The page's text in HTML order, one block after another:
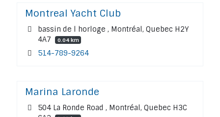
Montreal Yacht Club
bassin de l horloge , Montréal, Quebec H2Y
4A7
0.04 km
514-789-9264
Marina Laronde
504 La Ronde Road , Montréal, Quebec H3C